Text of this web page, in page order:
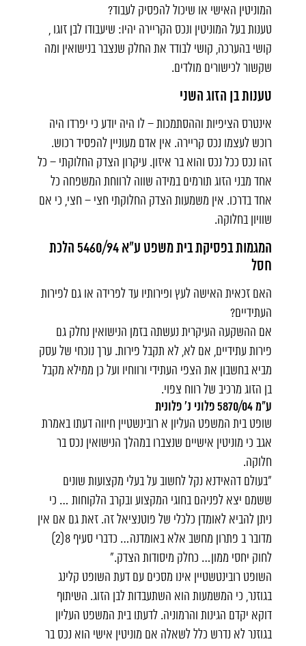
המוניטין האישי או שיכול להפסיק לעבוד?
טענות בעל המוניטין ונכס הקריירה יהיו: שיעבודו לבן זוגו ,
קושי בהערכה, קושי לבודד את החלק שנצבר בנישואין ומה
שקשור לכישורים מולדים.
טענות בן הזוג השני
אינטרס הציפיות וההסתמכות – לו היה יודע כי יפרדו היה
רוכש לעצמו נכס קריירה. אין אדם מעוניין להפסיד רכוש.
זהו נכס ככל נכס והוא בר איזון. עיקרון הצדק החלוקתי – כל
אחד מבני הזוג תורמים במידה שווה לרווחת המשפחה כל
אחד בדרכו. אין משמעות הצדק החלוקתי חצי – חצי, כי אם
שוויון בחלוקה.
המגמות בפסיקת בית משפט ע"א 5460/94 הלכת
חסל
האם זכאית האישה לעץ ופירותיו עד לפרידה או גם לפירות
העתידיים?
אם ההשקעה העיקרית נעשתה בזמן הנישואין נחלק גם
פירות עתידיים, אם לא, לא תקבל פירות. ערך נוכחי של עסק
מביא בחשבון את הצפי העתידי ורווחיו ועל כן ממילא מקבל
בן הזוג מרכיב של רווח צפוי.
ע"מ 5870/04 פלוני נ' פלונית
שופט בית המשפט העליון א רובינשטיין חיווה דעתו באמרת
אגב כי מוניטין אישיים שנצברו במהלך הנישואין נכס בר
חלוקה.
"בעולם דהאידנא נקל לחשוב על בעלי מקצועות שונים
ששמם יצא לפניהם בחוגי המקצוע ובקרב הלקוחות … כי
ניתן להביא לאומדן כלכלי של פוטנציאל זה. זאת גם אם אין
מדובר ב פתרון מחשב אלא באומדנה… כדברי סעיף 8(2)
לחוק יחסי ממון… כחלק מיסודות הצדק."
השופט רובינטשטיין אינו מסכים עם דעת השופט קלינג
בגוזנר, כי המשמעות הוא השתעבדות לבן הזוג. השיתוף
דוקא יקדם הגינות והרמוניה. לדעתו בית המשפט העליון
בגוזנר לא נדרש כלל לשאלה אם מוניטין אישי הוא נכס בר